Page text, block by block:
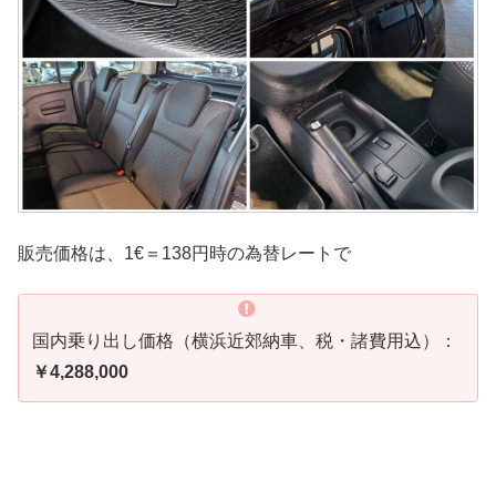
販売価格は、1€＝138円時の為替レートで
国内乗り出し価格（横浜近郊納車、税・諸費用込）：
￥4,288,000